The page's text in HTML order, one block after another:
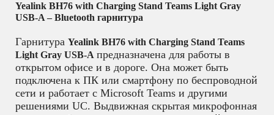
Yealink BH76 with Charging Stand Teams Light Gray
USB-A – Bluetooth гарнитура
Гарнитура Yealink BH76 with Charging Stand Teams
Light Gray USB-A предназначена для работы в
открытом офисе и в дороге. Она может быть
подключена к ПК или смартфону по беспроводной
сети и работает с Microsoft Teams и другими
решениями UC. Выдвижная скрытая микрофонная